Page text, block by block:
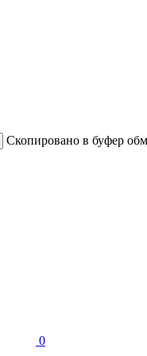
Скопировано в буфер
0